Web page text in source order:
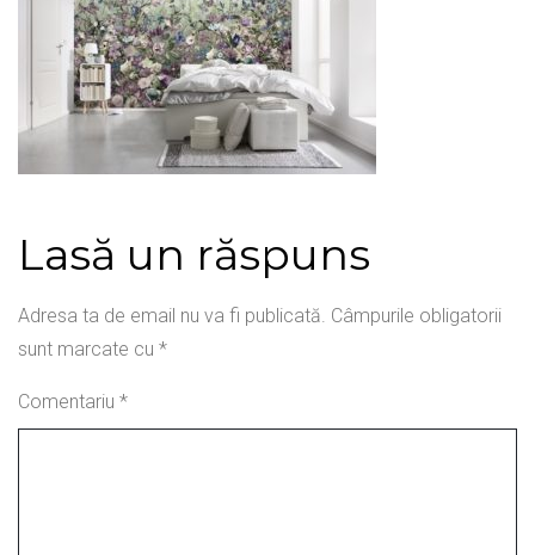
Lasă un răspuns
Adresa ta de email nu va fi publicată. Câmpurile obligatorii
sunt marcate cu *
Comentariu *